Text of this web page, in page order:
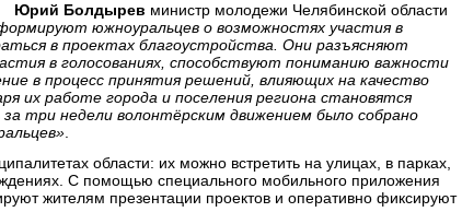
Юрий Болдырев министр молодежи Челябинской области
южноуральцев о возможностях участия в
в проектах благоустройства. Они разъясняют
в голосованиях, способствуют пониманию важности
в процесс принятия решений, влияющих на качество
их работе города и поселения региона становятся
три недели волонтёрским движением было собрано
области: их можно встретить на улицах, в парках,
С помощью специального мобильного приложения
жителям презентации проектов и оперативно фиксируют